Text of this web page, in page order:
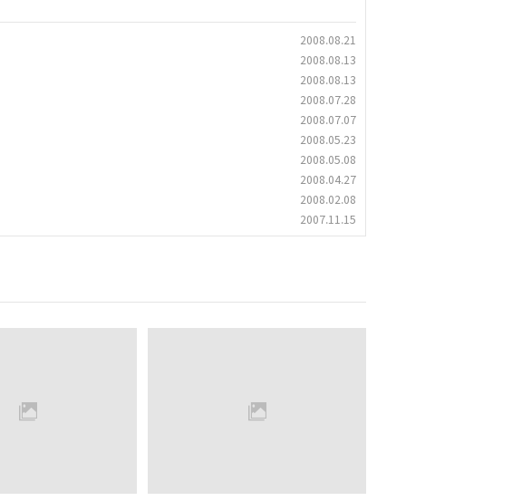
2008.08.21
2008.08.13
2008.08.13
2008.07.28
2008.07.07
2008.05.23
2008.05.08
2008.04.27
2008.02.08
2007.11.15